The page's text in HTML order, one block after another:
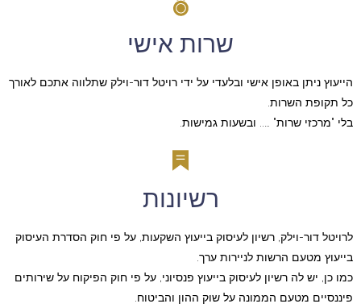
שרות אישי
הייעוץ ניתן באופן אישי ובלעדי על ידי רויטל דור-וילק שתלווה אתכם לאורך
כל תקופת השרות.
בלי "מרכזי שרות" ….. ובשעות גמישות.
רשיונות
לרויטל דור-וילק, רשיון לעיסוק בייעוץ השקעות, על פי חוק הסדרת העיסוק
בייעוץ מטעם הרשות לניירות ערך.
כמו כן, יש לה רשיון לעיסוק בייעוץ פנסיוני, על פי חוק הפיקוח על שירותים
פיננסיים מטעם הממונה על שוק ההון והביטוח.